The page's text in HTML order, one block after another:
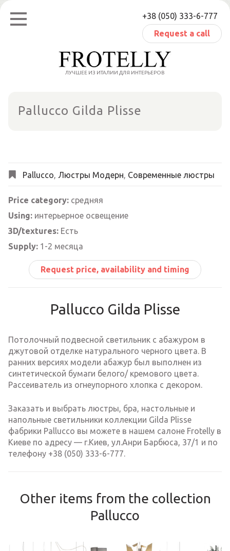
Skip
content
+38 (050) 333-6-777
Request a call
ЛУЧШЕЕ ИЗ ИТАЛИИ ДЛЯ ИНТЕРЬЕРОВ
Pallucco Gilda Plisse
Pallucco, Люстры Модерн, Современные люстры
Price category: средняя
Using: интерьерное освещение
3D/textures: Есть
Supply: 1-2 месяца
Request price, availability and timing
Pallucco Gilda Plisse
Потолочный подвесной светильник с абажуром в
джутовой отделке натурального черного цвета. В
ранних версиях модели абажур был выполнен из
синтетической бумаги белого/ кремового цвета.
Рассеиватель из огнеупорного хлопка с декором.
Заказать и выбрать люстры, бра, настольные и
напольные светильники коллекции Gilda Plisse
фабрики Pallucco вы можете в нашем салоне Frotelly в
Киеве по адресу — г.Киев, ул.Анри Барбюса, 37/1 и по
телефону +38 (050) 333-6-777.
Other items from the collection
Pallucco